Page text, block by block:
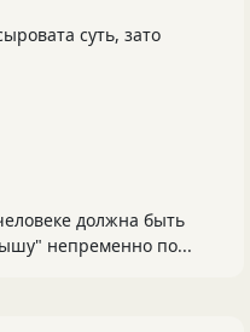
суть, зато
должна быть
непременно по...